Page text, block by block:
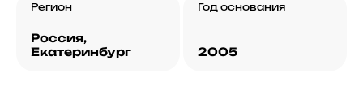
Регион
Россия,
Екатеринбург
Год основания
2005